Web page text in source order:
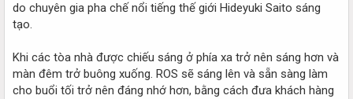
do chuyên gia pha chế nổi tiếng thế giới Hideyuki Saito sáng
tạo.
Khi các tòa nhà được chiếu sáng ở phía xa trở nên sáng hơn và
màn đêm trở buông xuống. ROS sẽ sáng lên và sẵn sàng làm
cho buổi tối trở nên đáng nhớ hơn, bằng cách đưa khách hàng